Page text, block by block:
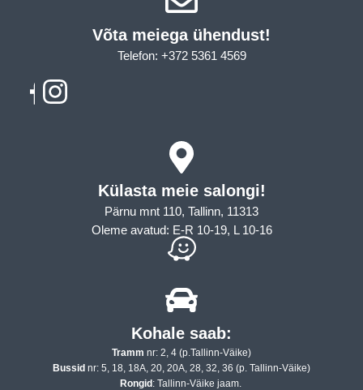
Võta meiega ühendust!​
Telefon: +372 5361 4569
Külasta meie salongi!
Pärnu mnt 110, Tallinn, 11313
Oleme avatud: E-R 10-19, L 10-16
Kohale saab:
Tramm nr: 2, 4 (p.Tallinn-Väike)
Bussid nr: 5, 18, 18A, 20, 20A, 28, 32, 36 (p. Tallinn-Väike)
Rongid: Tallinn-Väike jaam.